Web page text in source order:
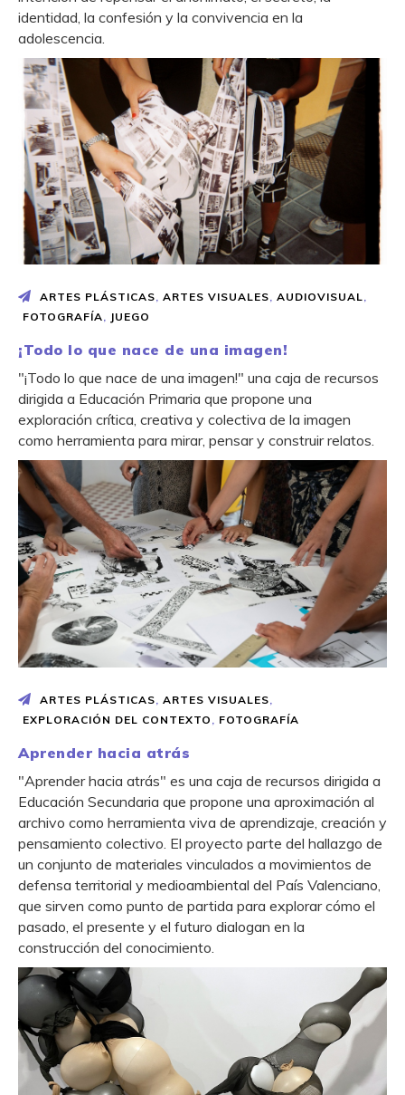
identidad, la confesión y la convivencia en la
adolescencia.
ARTES PLÁSTICAS, ARTES VISUALES, AUDIOVISUAL,
FOTOGRAFÍA, JUEGO
¡Todo lo que nace de una imagen!
"¡Todo lo que nace de una imagen!" una caja de recursos
dirigida a Educación Primaria que propone una
exploración crítica, creativa y colectiva de la imagen
como herramienta para mirar, pensar y construir relatos.
ARTES PLÁSTICAS ARTES VISUALES
EXPLORACIÓN DEL CONTEXTO
FOTOGRAFÍA
Aprender hacia atrás
"Aprender hacia atrás" es una caja de recursos dirigida a
Educación Secundaria que propone una aproximación al
archivo como herramienta viva de aprendizaje, creación y
pensamiento colectivo. El proyecto parte del hallazgo de
un conjunto de materiales vinculados a movimientos de
defensa territorial y medioambiental del País Valenciano,
que sirven como punto de partida para explorar cómo el
pasado, el presente y el futuro dialogan en la
construcción del conocimiento.